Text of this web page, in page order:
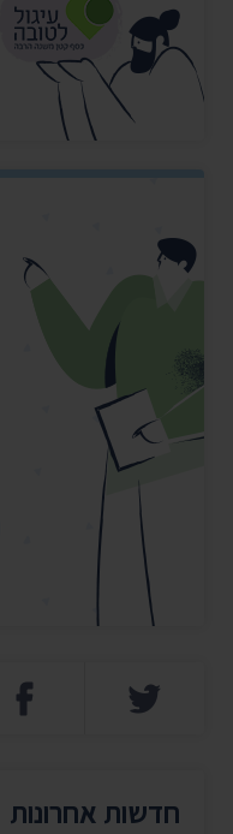
חדשות אחרונות